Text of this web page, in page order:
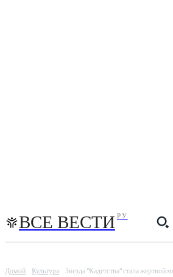
ВСЕ ВЕСТИ РУ
Домой Культура Звезда "Кадетства" стала жертвой